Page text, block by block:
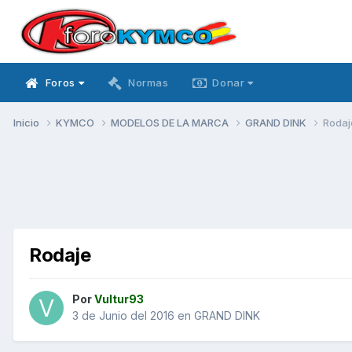
Foros Normas Donar
Inicio KYMCO MODELOS DE LA MARCA GRAND DINK
Rodaje
PorVultur93
3 de Junio del 2016 en GRAND DINK